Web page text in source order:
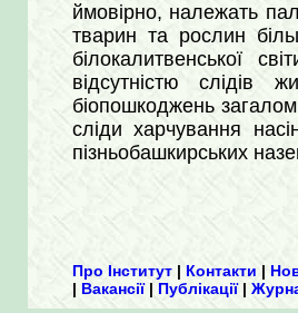
ймовірно, належать
тварин та рослин
білокалитвенської
відсутністю слідів
біопошкоджень загалом.
сліди харчування
пізньобашкирських
Про Інститут | Контакти |
| Вакансії| Публікації|